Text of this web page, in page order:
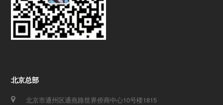
北京总部
北京市通州区通燕路世界侨商中心10号楼1815